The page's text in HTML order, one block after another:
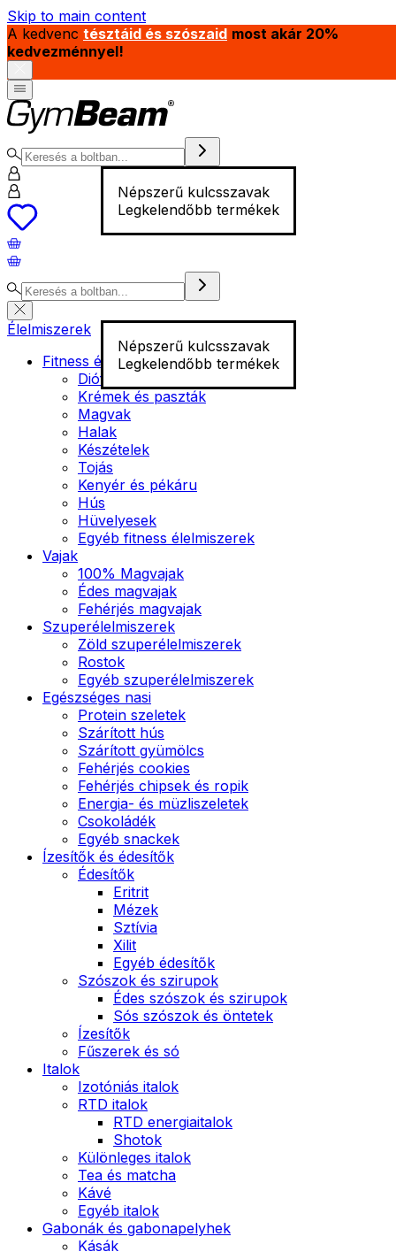
Skip to main content
A kedvenc tésztáid és szószaid most akár 20%
kedvezménnyel!
Népszerű kulcsszavak
Legkelendőbb termékek
Népszerű kulcsszavak
Legkelendőbb termékek
Élelmiszerek
Fitness élelmiszer
Diófélék
Krémek és paszták
Magvak
Halak
Készételek
Tojás
Kenyér és pékáru
Hús
Hüvelyesek
Egyéb fitness élelmiszerek
Vajak
100% Magvajak
Édes magvajak
Fehérjés magvajak
Szuperélelmiszerek
Zöld szuperélelmiszerek
Rostok
Egyéb szuperélelmiszerek
Egészséges nasi
Protein szeletek
Szárított hús
Szárított gyümölcs
Fehérjés cookies
Fehérjés chipsek és ropik
Energia- és müzliszeletek
Csokoládék
Egyéb snackek
Ízesítők és édesítők
Édesítők
Eritrit
Mézek
Sztívia
Xilit
Egyéb édesítők
Szószok és szirupok
Édes szószok és szirupok
Sós szószok és öntetek
Ízesítők
Fűszerek és só
Italok
Izotóniás italok
RTD italok
RTD energiaitalok
Shotok
Különleges italok
Tea és matcha
Kávé
Egyéb italok
Gabonák és gabonapelyhek
Kásák